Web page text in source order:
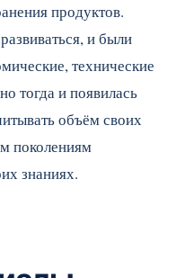
продуктов.
и были
технические
тогда и появилась
объём своих
поколениям
знаниях.